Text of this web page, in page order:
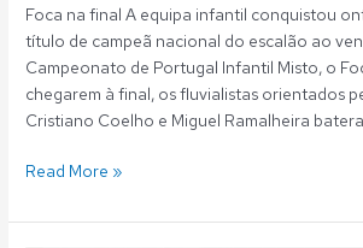
Foca na final A equipa infantil conquistou
título de campeã nacional do escalão ao
Campeonato de Portugal Infantil Misto, o
chegarem à final, os fluvialistas orientados
Cristiano Coelho e Miguel Ramalheira
Read More »